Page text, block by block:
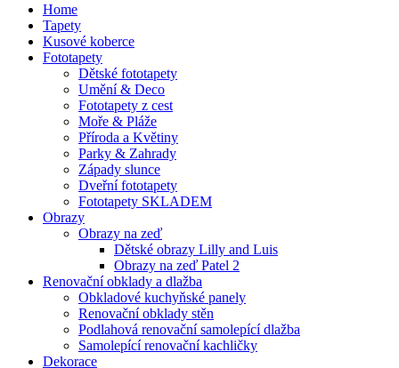
Home
Tapety
Kusové koberce
Fototapety
Dětské fototapety
Umění & Deco
Fototapety z cest
Moře & Pláže
Příroda a Květiny
Parky & Zahrady
Západy slunce
Dveřní fototapety
Fototapety SKLADEM
Obrazy
Obrazy na zeď
Dětské obrazy Lilly and Luis
Obrazy na zeď Patel 2
Renovační obklady a dlažba
Obkladové kuchyňské panely
Renovační obklady stěn
Podlahová renovační samolepící dlažba
Samolepící renovační kachličky
Dekorace